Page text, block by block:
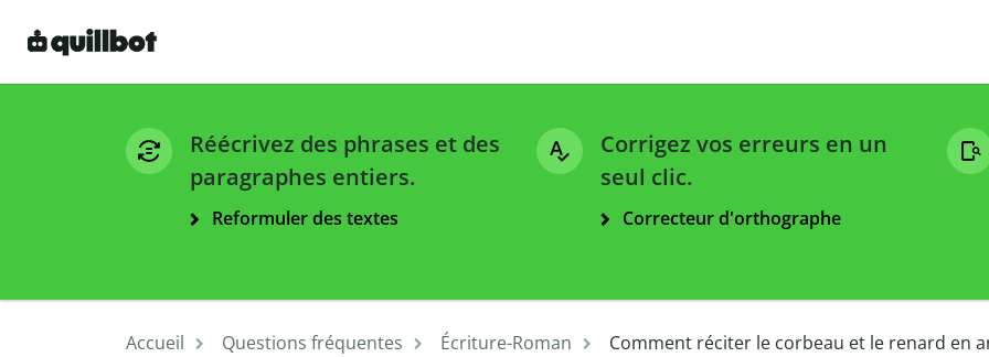
Réécrivez des phrases et des
paragraphes entiers.
Reformuler des textes
Corrigez vos erreurs en un
seul clic.
Correcteur d'orthographe
Accueil Questions fréquentes Écriture-Roman Comment réciter le corbeau et le renard en